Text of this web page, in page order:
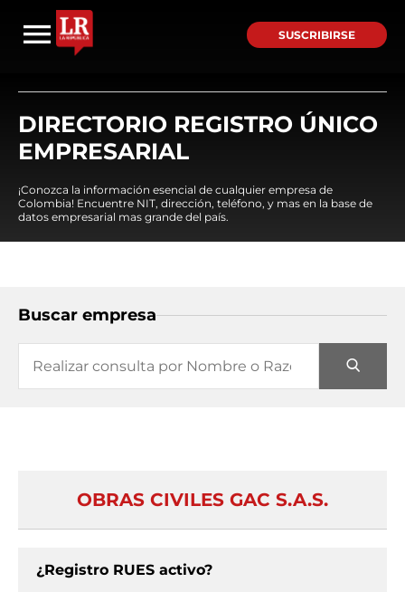
SUSCRIBIRSE
DIRECTORIO REGISTRO ÚNICO
EMPRESARIAL
¡Conozca la información esencial de cualquier empresa de
Colombia! Encuentre NIT, dirección, teléfono, y mas en la base de
datos empresarial mas grande del país.
Buscar empresa
OBRAS CIVILES GAC S.A.S.
¿Registro RUES activo?